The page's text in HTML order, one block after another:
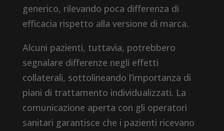
generico, rilevando poca differenza di
efficacia rispetto alla versione di marca.
Alcuni pazienti, tuttavia, potrebbero
segnalare differenze negli effetti
collaterali, sottolineando l’importanza di
piani di trattamento individualizzati. La
comunicazione aperta con gli operatori
sanitari garantisce che i pazienti ricevano